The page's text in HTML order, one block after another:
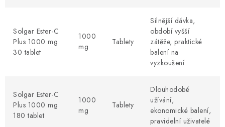
Solgar Ester-C
Plus 1000 mg
30 tablet
1000
mg
Tablety
Silnější dávka,
období vyšší
zátěže, praktické
balení na
vyzkoušení
Solgar Ester-C
Plus 1000 mg
180 tablet
1000
mg
Tablety
Dlouhodobé
užívání,
ekonomické balení,
pravidelní uživatelé